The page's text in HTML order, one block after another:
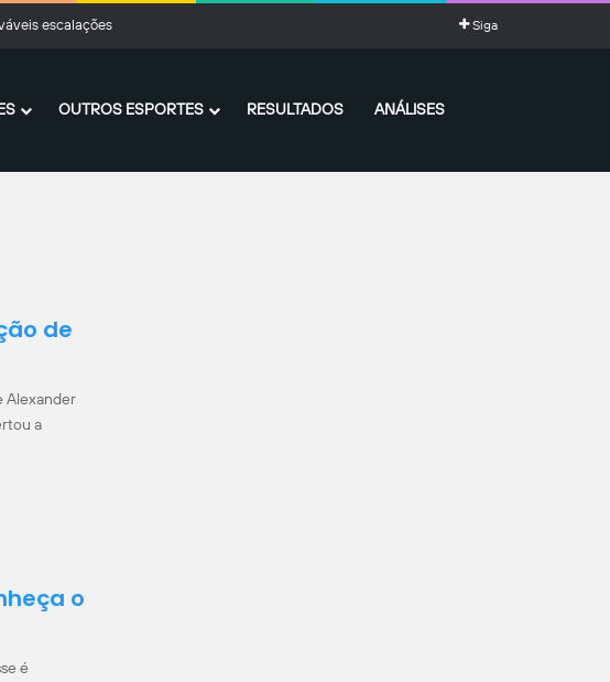
e da Série B Siga
OUTROS ESPORTES RESULTADOS ANÁLISES
de
Alexander
a
o
é